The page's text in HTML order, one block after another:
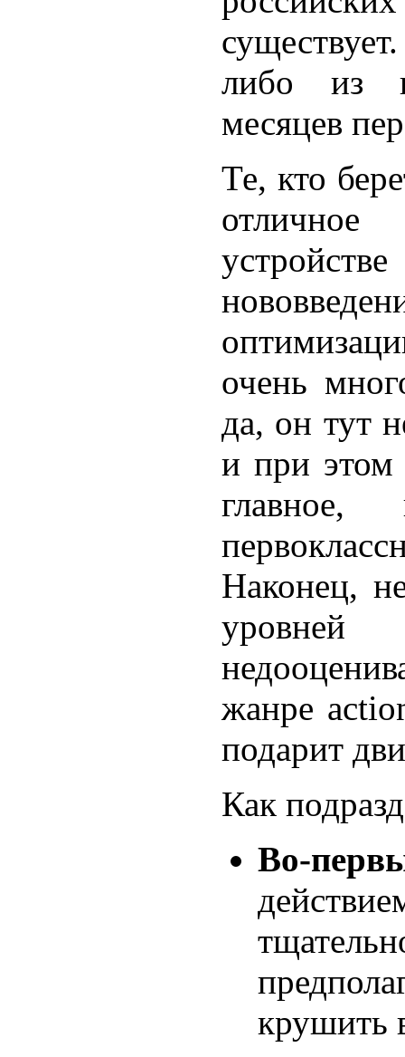
либо из
месяцев
Те, кто
очень
да, он тут
и при этом
Наконец,
жанре
подарит
Как
Во-
крушить